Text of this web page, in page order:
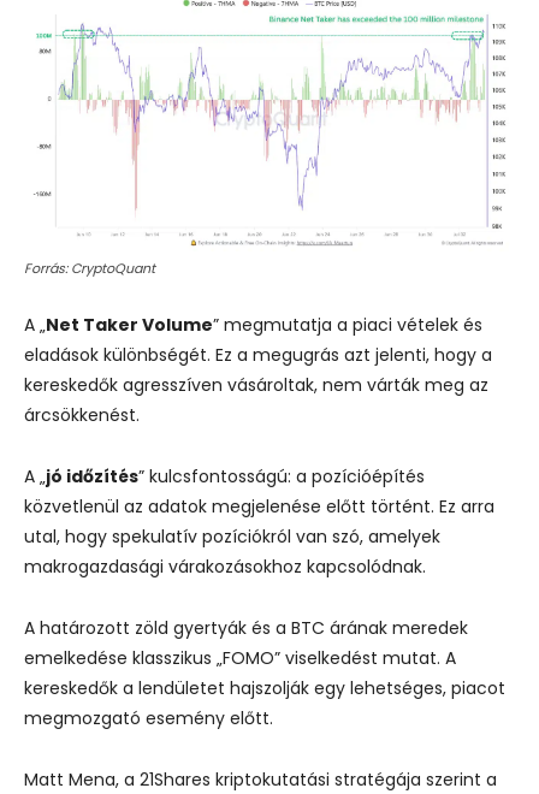
Forrás: CryptoQuant
A „Net Taker Volume” megmutatja a piaci vételek és
eladások különbségét. Ez a megugrás azt jelenti, hogy a
kereskedők agresszíven vásároltak, nem várták meg az
árcsökkenést.
A „jó időzítés” kulcsfontosságú: a pozícióépítés
közvetlenül az adatok megjelenése előtt történt. Ez arra
utal, hogy spekulatív pozíciókról van szó, amelyek
makrogazdasági várakozásokhoz kapcsolódnak.
A határozott zöld gyertyák és a BTC árának meredek
emelkedése klasszikus „FOMO” viselkedést mutat. A
kereskedők a lendületet hajszolják egy lehetséges, piacot
megmozgató esemény előtt.
Matt Mena, a 21Shares kriptokutatási stratégája szerint a